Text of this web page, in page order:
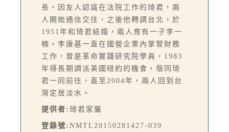
長。因友人認識在法院工作的琦君，兩
人開始通信交往，之後他轉調台北，於
1951年和琦君結婚，兩人育有一子李一
楠。李唐基一直在國營企業內掌管財務
工作，曾是革命實踐研究院學員，1983
年得長期調派美國紐約的機會，偕同琦
君一同前往，直至2004年，兩人回到台
灣定居淡水。
提供者: 琦君家屬
登錄號: NMTL20150281427-039